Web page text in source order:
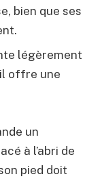
bien que ses
légèrement
offre une
un
à l’abri de
pied doit